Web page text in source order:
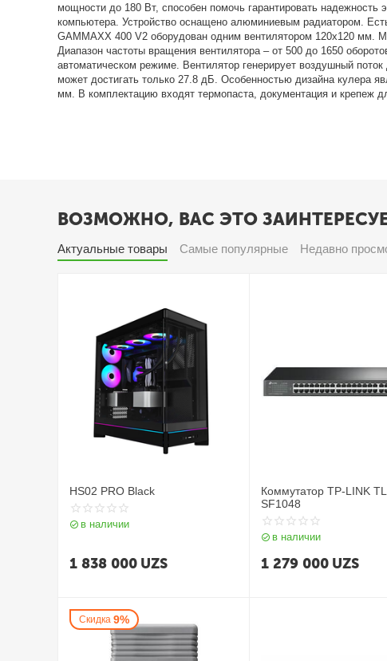
мощности до 180 Вт, способен помочь гарантировать надежность
компьютера. Устройство оснащено алюминиевым радиатором.
GAMMAXX 400 V2 оборудован одним вентилятором 120x120 мм.
Диапазон частоты вращения вентилятора – от 500 до 1650
автоматическом режиме. Вентилятор генерирует воздушный
может достигать только 27.8 дБ. Особенностью дизайна кулера
мм. В комплектацию входят термопаста, документация и крепеж
ВОЗМОЖНО, ВАС ЭТО
Актуальные товары Самые популярные Недавно
HS02 PRO Black
в наличии
1 838 000 UZS
Коммутатор TP-LINK
SF1048
в наличии
1 279 000 UZS
Скидка 9%